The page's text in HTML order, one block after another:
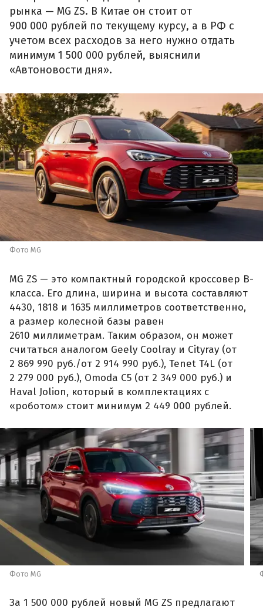
рынка — MG ZS. В Китае он стоит от
900 000 рублей по текущему курсу, а в РФ с
учетом всех расходов за него нужно отдать
минимум 1 500 000 рублей, выяснили
«Автоновости дня».
Фото MG
MG ZS — это компактный городской кроссовер B-
класса. Его длина, ширина и высота составляют
4430, 1818 и 1635 миллиметров соответственно,
а размер колесной базы равен
2610 миллиметрам. Таким образом, он может
считаться аналогом Geely Coolray и Cityray (от
2 869 990 руб./от 2 914 990 руб.), Tenet T4L (от
2 279 000 руб.), Omoda C5 (от 2 349 000 руб.) и
Haval Jolion, который в комплектациях с
«роботом» стоит минимум 2 449 000 рублей.
Фото MG
За 1 500 000 рублей новый MG ZS предлагают